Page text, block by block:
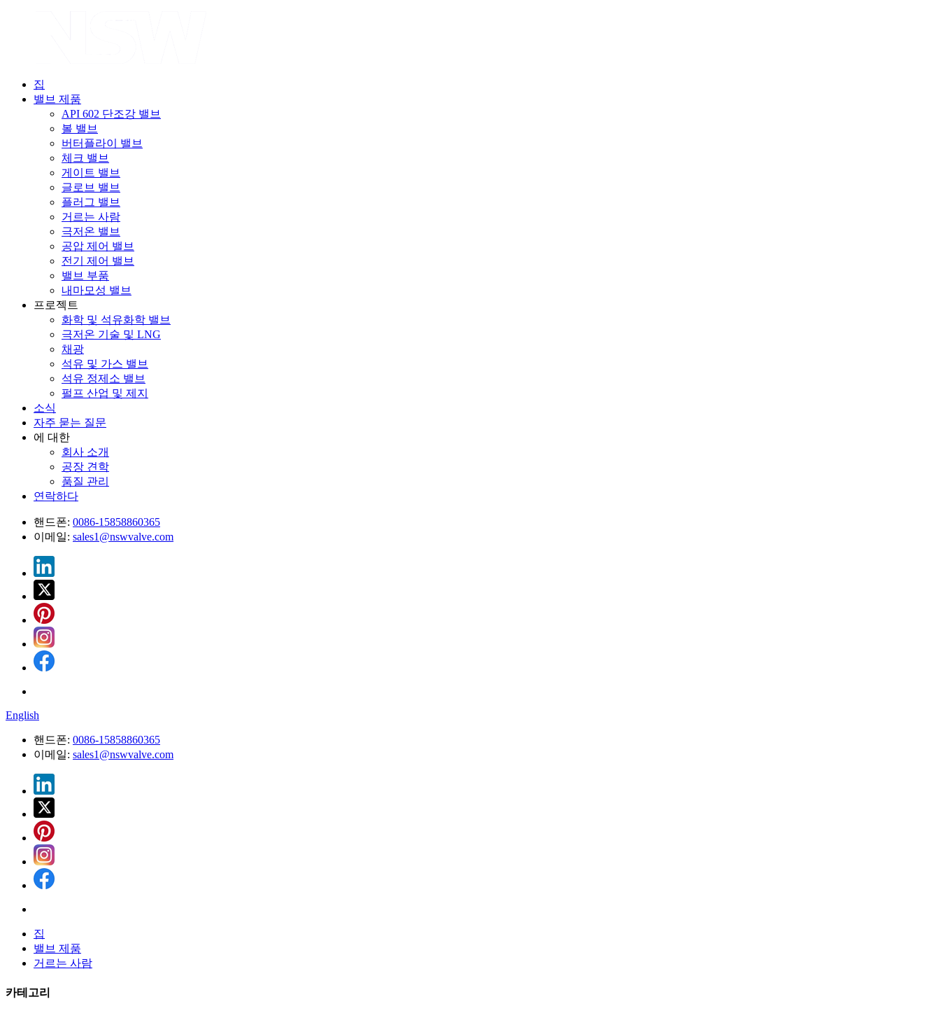
집
밸브 제품
API 602 단조강 밸브
볼 밸브
버터플라이 밸브
체크 밸브
게이트 밸브
글로브 밸브
플러그 밸브
거르는 사람
극저온 밸브
공압 제어 밸브
전기 제어 밸브
밸브 부품
내마모성 밸브
프로젝트
화학 및 석유화학 밸브
극저온 기술 및 LNG
채광
석유 및 가스 밸브
석유 정제소 밸브
펄프 산업 및 제지
소식
자주 묻는 질문
에 대한
회사 소개
공장 견학
품질 관리
연락하다
핸드폰: 0086-15858860365
이메일: sales1@nswvalve.com
English
핸드폰: 0086-15858860365
이메일: sales1@nswvalve.com
집
밸브 제품
거르는 사람
카테고리